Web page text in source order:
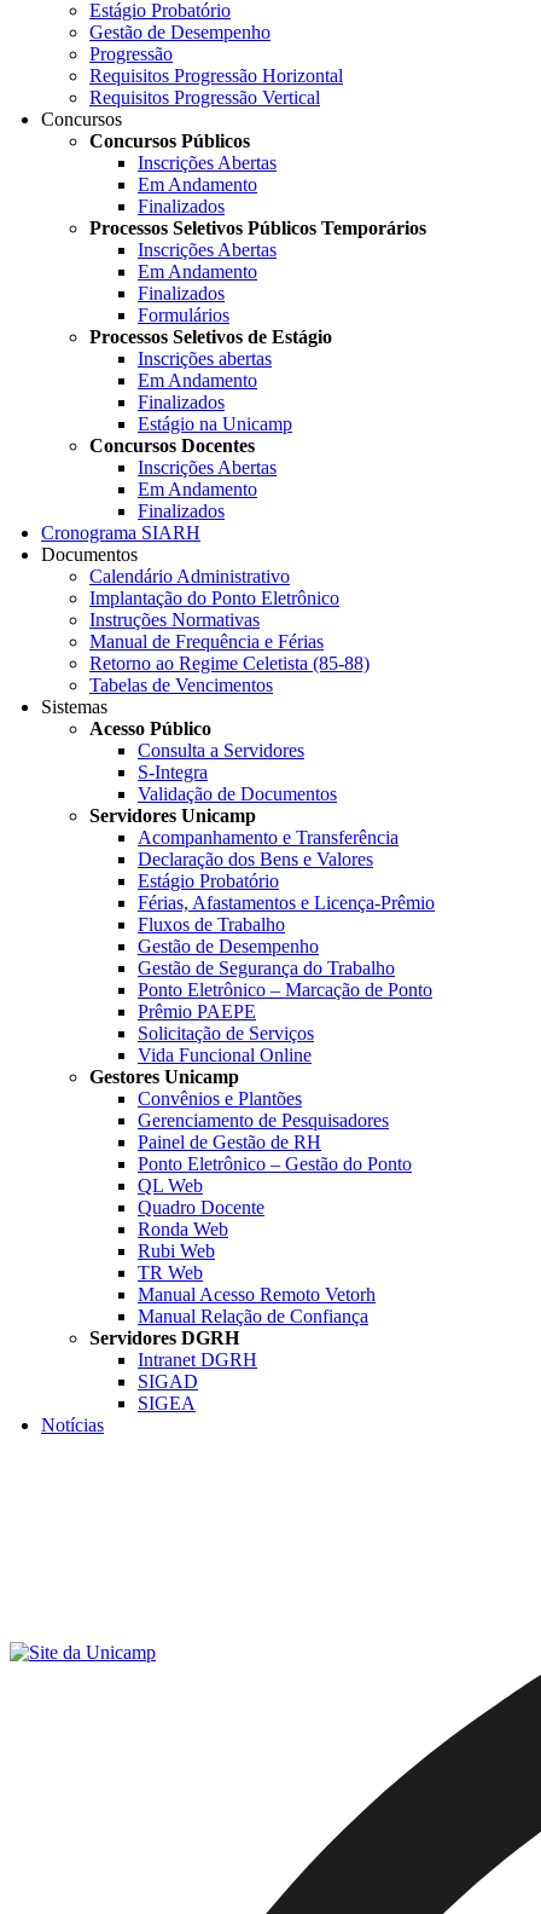
Estágio Probatório
Gestão de Desempenho
Progressão
Requisitos Progressão Horizontal
Requisitos Progressão Vertical
Concursos
Concursos Públicos
Inscrições Abertas
Em Andamento
Finalizados
Processos Seletivos Públicos Temporários
Inscrições Abertas
Em Andamento
Finalizados
Formulários
Processos Seletivos de Estágio
Inscrições abertas
Em Andamento
Finalizados
Estágio na Unicamp
Concursos Docentes
Inscrições Abertas
Em Andamento
Finalizados
Cronograma SIARH
Documentos
Calendário Administrativo
Implantação do Ponto Eletrônico
Instruções Normativas
Manual de Frequência e Férias
Retorno ao Regime Celetista (85-88)
Tabelas de Vencimentos
Sistemas
Acesso Público
Consulta a Servidores
S-Integra
Validação de Documentos
Servidores Unicamp
Acompanhamento e Transferência
Declaração dos Bens e Valores
Estágio Probatório
Férias, Afastamentos e Licença-Prêmio
Fluxos de Trabalho
Gestão de Desempenho
Gestão de Segurança do Trabalho
Ponto Eletrônico – Marcação de Ponto
Prêmio PAEPE
Solicitação de Serviços
Vida Funcional Online
Gestores Unicamp
Convênios e Plantões
Gerenciamento de Pesquisadores
Painel de Gestão de RH
Ponto Eletrônico – Gestão do Ponto
QL Web
Quadro Docente
Ronda Web
Rubi Web
TR Web
Manual Acesso Remoto Vetorh
Manual Relação de Confiança
Servidores DGRH
Intranet DGRH
SIGAD
SIGEA
Notícias